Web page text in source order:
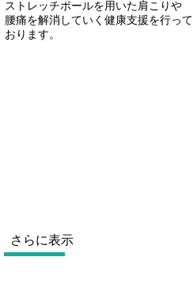
ストレッチポールを用いた肩こりや
​腰痛を解消していく健康支援を行って
おります。
さらに表示